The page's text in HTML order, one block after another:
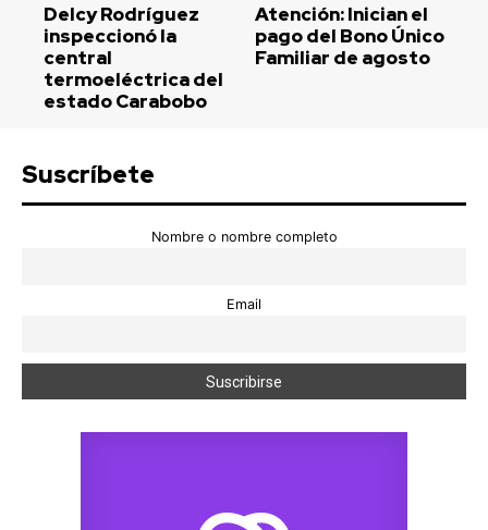
Delcy Rodríguez
inspeccionó la
central
termoeléctrica del
estado Carabobo
Atención: Inician el
pago del Bono Único
Familiar de agosto
Suscríbete
Nombre o nombre completo
Email